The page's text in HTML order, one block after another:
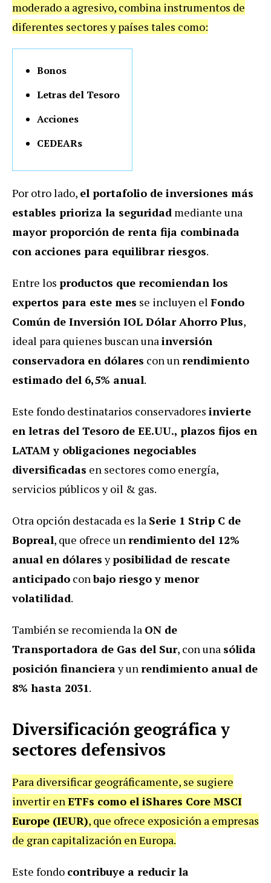
moderado a agresivo, combina instrumentos de
diferentes sectores y países tales como:
Bonos
Letras del Tesoro
Acciones
CEDEARs
Por otro lado, el portafolio de inversiones más
estables prioriza la seguridad mediante una
mayor proporción de renta fija combinada
con acciones para equilibrar riesgos.
Entre los productos que recomiendan los
expertos para este mes se incluyen el Fondo
Común de Inversión IOL Dólar Ahorro Plus,
ideal para quienes buscan unainversión
conservadora en dólares con unrendimiento
estimado del 6,5% anual.
Este fondo destinatarios conservadores invierte
en letras del Tesoro de EE.UU., plazos fijos en
LATAM y obligaciones negociables
diversificadas en sectores como energía,
servicios públicos y oil & gas.
Otra opción destacada es la Serie 1 Strip C de
Bopreal, que ofrece unrendimiento del 12%
anual en dólaresyposibilidad de rescate
anticipado conbajo riesgo y menor
volatilidad.
También se recomienda la ON de
Transportadora de Gas del Sur, con una sólida
posición financieray unrendimiento anual de
8% hasta 2031.
Diversificación geográfica y
sectores defensivos
Para diversificar geográficamente, se sugiere
invertir enETFs como el iShares Core MSCI
Europe (IEUR), que ofrece exposición a empresas
de gran capitalización en Europa.
Este fondo contribuye a reducir la